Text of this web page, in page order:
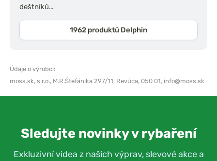
deštníků…
1962 produktů Delphin
Údaje o výrobci:
moss.sk, s.r.o., M.R.Štefánika 297/11, Revúca, 050 01, info@moss.sk
Sledujte novinky v rybaření
Exkluzivní videa z našich výprav, slevové akce a